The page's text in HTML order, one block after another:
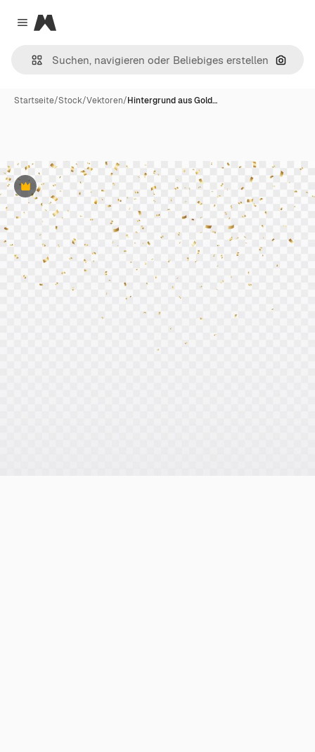
Close menu
Magnific
Nach
Startseite/Stock/Vektoren/Hintergrund aus Gold…
Premium